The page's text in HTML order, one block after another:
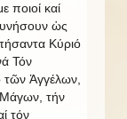
ποιοί καί
ὡς
Κύριό
Τόν
τῶν Ἀγγέλων,
τήν
τόν